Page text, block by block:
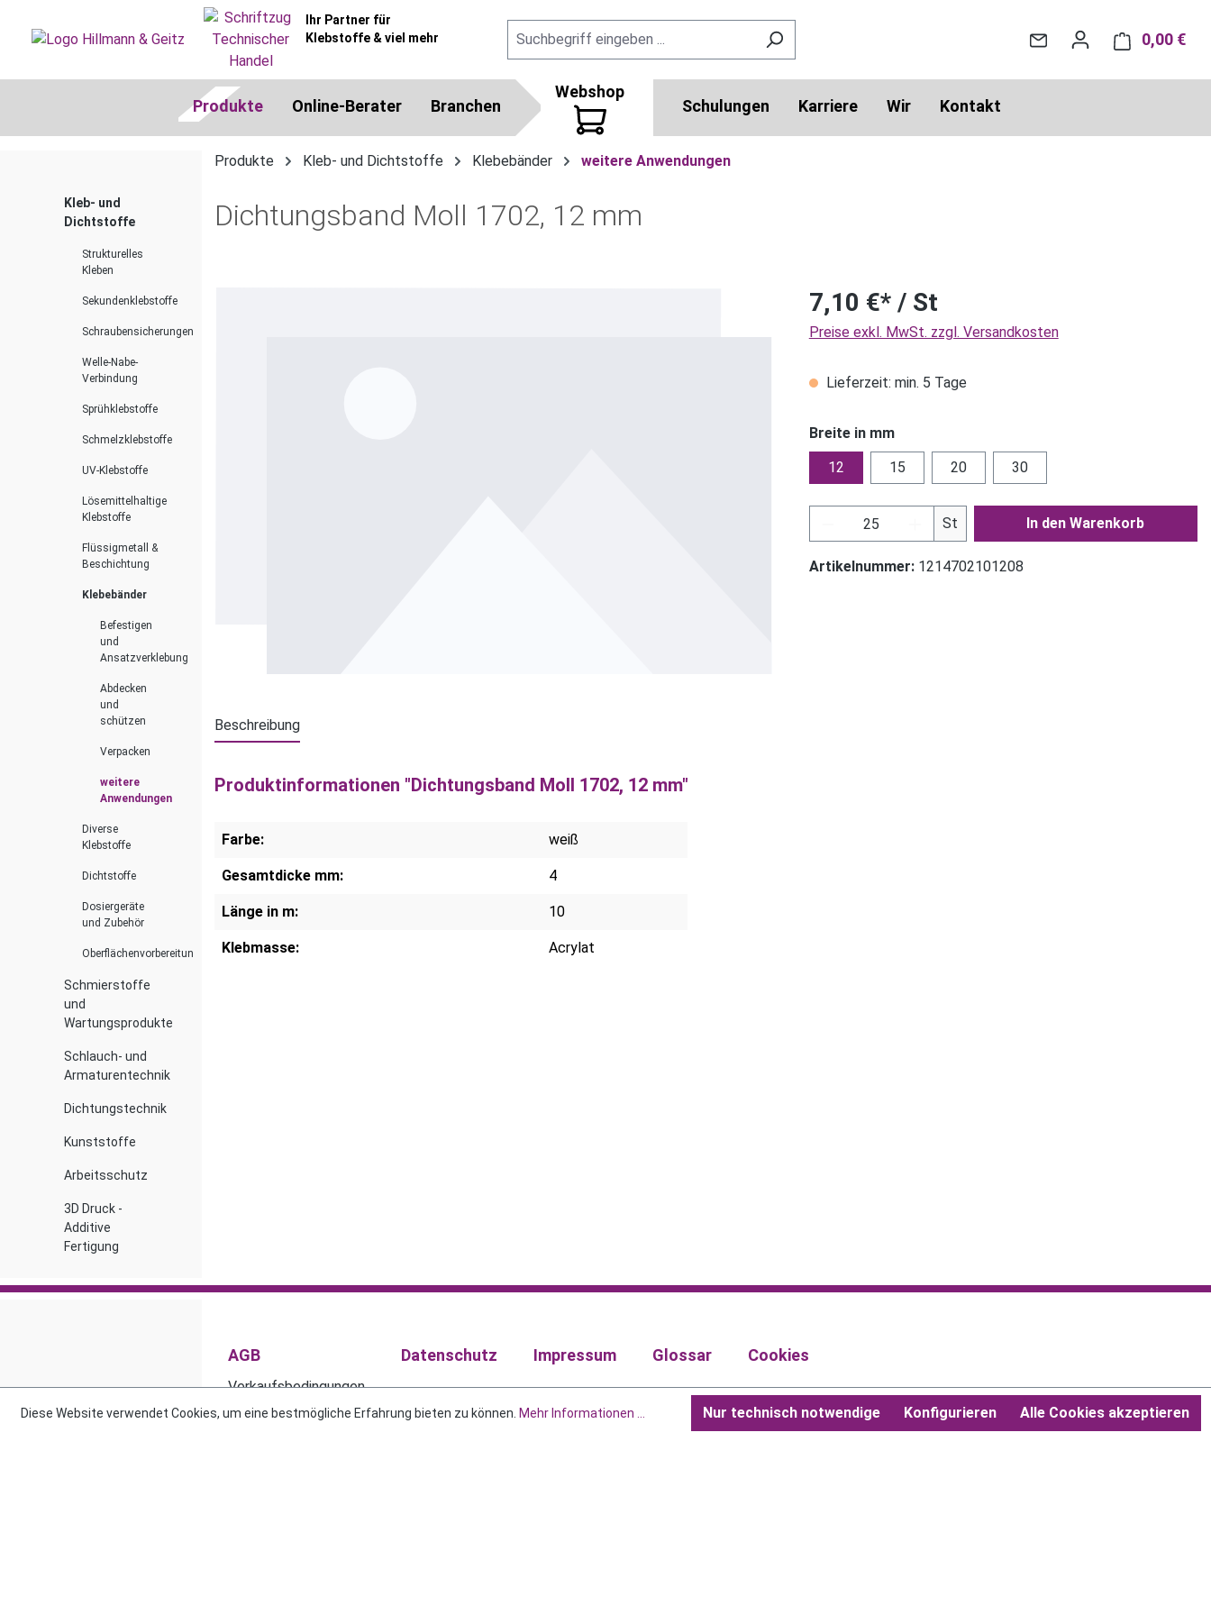
Zur Hauptnavigation springen
Ihr Partner für
Klebstoffe & viel mehr
0,00 €
Produkte Online-Berater Branchen
Webshop
Schulungen Karriere Wir Kontakt
Kleb- und
Dichtstoffe
Strukturelles
Kleben
Sekundenklebstoffe
Schraubensicherungen
Welle-Nabe-
Verbindung
Sprühklebstoffe
Schmelzklebstoffe
UV-Klebstoffe
Lösemittelhaltige
Klebstoffe
Flüssigmetall &
Beschichtung
Klebebänder
Befestigen
und
Ansatzverklebung
Abdecken
und
schützen
Verpacken
weitere
Anwendungen
Diverse
Klebstoffe
Dichtstoffe
Dosiergeräte
und Zubehör
Oberflächenvorbereitung
Schmierstoffe
und
Wartungsprodukte
Schlauch- und
Armaturentechnik
Dichtungstechnik
Kunststoffe
Arbeitsschutz
3D Druck -
Additive
Fertigung
Produkte Kleb- und Dichtstoffe Klebebänder weitere Anwendungen
Dichtungsband Moll 1702, 12 mm
7,10 €* / St
Preise exkl. MwSt. zzgl. Versandkosten
Lieferzeit: min. 5 Tage
Breite in mm
12
15 20 30
Produkt Anzahl: Gib den gewünschten
St In den Warenkorb
Artikelnummer: 1214702101208
Beschreibung
Produktinformationen "Dichtungsband Moll 1702, 12 mm"
Farbe: weiß
Gesamtdicke mm: 4
Länge in m: 10
Klebmasse: Acrylat
AGB
Verkaufsbedingungen
Einkaufsbedingungen
Datenschutz Impressum Glossar Cookies
Diese Website verwendet Cookies, um eine bestmögliche Erfahrung bieten zu können. Mehr Informationen ... Nur technisch notwendige Konfigurieren Alle Cookies akzeptieren